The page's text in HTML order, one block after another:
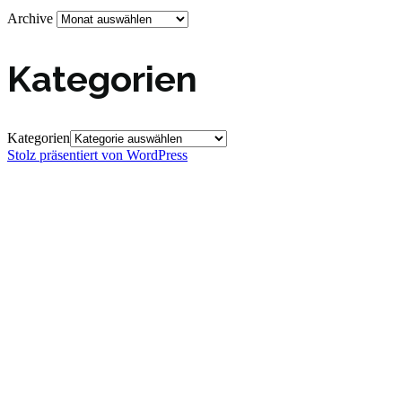
Archive
Kategorien
Kategorien
Stolz präsentiert von WordPress